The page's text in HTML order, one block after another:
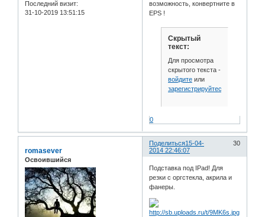
Последний визит:
31-10-2019 13:51:15
возможность, конвертните в
EPS !
Скрытый
текст:
Для просмотра
скрытого текста -
войдитеили
зарегистрируйтесь
0
Поделиться 30
15-04-
2014 22:46:07
romasever
Освоившийся
Подставка под IPad! Для
резки с оргстекла, акрила и
фанеры.